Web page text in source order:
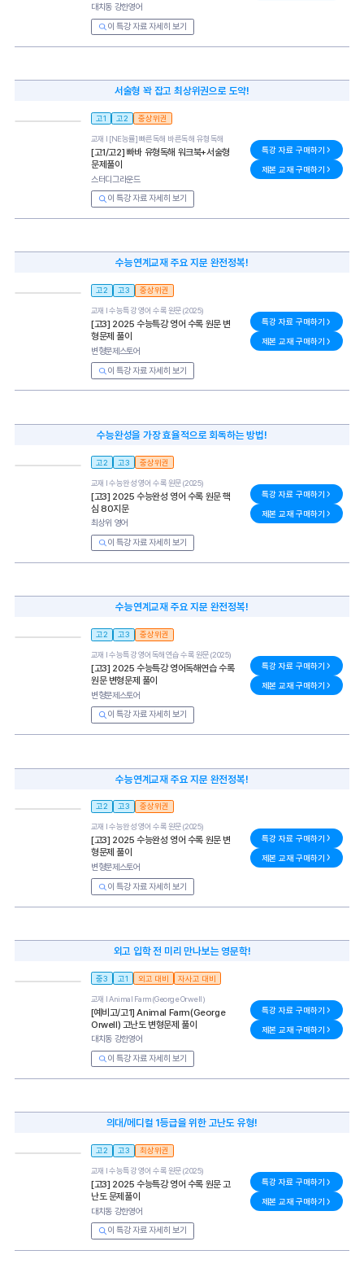
대치동 강한영어
이 특강 자료 자세히 보기
서술형 꽉 잡고 최상위권으로 도약!
고1 고2 중상위권
교재 l [NE능률] 빠른독해 바른독해 유형독해
[고1/고2] 빠바 유형독해 워크북+서술형
문제풀이
스터디그라운드
이 특강 자료 자세히 보기
특강 자료 구매하기
제본 교재 구매하기
수능연계교재 주요 지문 완전정복!
고2 고3 중상위권
교재 l수능특강 영어 수록 원문(2025)
[고3] 2025 수능특강 영어 수록 원문 변
형문제 풀이
변형문제스토어
이 특강 자료 자세히 보기
특강 자료 구매하기
제본 교재 구매하기
수능완성을 가장 효율적으로 회독하는 방법!
고2 고3 중상위권
교재 l수능완성 영어 수록 원문(2025)
[고3] 2025 수능완성 영어 수록 원문 핵
심 80지문
최상위 영어
이 특강 자료 자세히 보기
특강 자료 구매하기
제본 교재 구매하기
수능연계교재 주요 지문 완전정복!
고2 고3 중상위권
교재 l수능특강 영어독해연습 수록 원문(2025)
[고3] 2025 수능특강 영어독해연습 수록
원문 변형문제 풀이
변형문제스토어
이 특강 자료 자세히 보기
특강 자료 구매하기
제본 교재 구매하기
수능연계교재 주요 지문 완전정복!
고2 고3 중상위권
교재 l수능완성 영어 수록 원문(2025)
[고3] 2025 수능완성 영어 수록 원문 변
형문제 풀이
변형문제스토어
이 특강 자료 자세히 보기
특강 자료 구매하기
제본 교재 구매하기
외고 입학 전 미리 만나보는 영문학!
중3 고1 외고 대비 자사고 대비
교재 lAnimal Farm(George Orwell)
[예비고/고1] Animal Farm(George
Orwell) 고난도 변형문제 풀이
대치동 강한영어
이 특강 자료 자세히 보기
특강 자료 구매하기
제본 교재 구매하기
의대/메디컬 1등급을 위한 고난도 유형!
고2 고3 최상위권
교재 l수능특강 영어 수록 원문(2025)
[고3] 2025 수능특강 영어 수록 원문 고
난도 문제풀이
대치동 강한영어
이 특강 자료 자세히 보기
특강 자료 구매하기
제본 교재 구매하기